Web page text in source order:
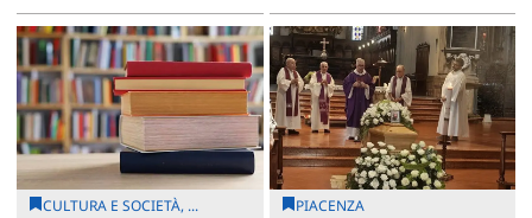
CULTURA E SOCIETÀ, ... PIACENZA